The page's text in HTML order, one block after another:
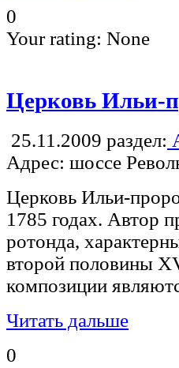
0
Your rating: None
Церковь Ильи-
25.11.2009 раздел:
Адрес: шоссе
Церковь Ильи-
1785 годах. Автор
ротонда,
второй половины
композиции
Читать дальше
0